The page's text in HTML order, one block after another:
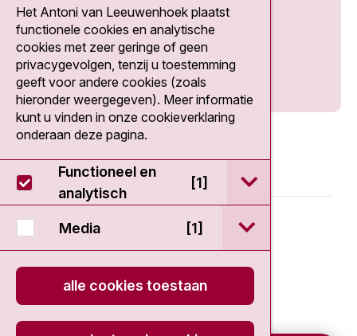
Social media
© 2026 - Antoni van Leeuwenhoek
Disclaimer
Het Antoni van Leeuwenhoek plaatst
functionele cookies en analytische
cookies met zeer geringe of geen
privacygevolgen, tenzij u toestemming
geeft voor andere cookies (zoals
hieronder weergegeven). Meer informatie
kunt u vinden in onze cookieverklaring
onderaan deze pagina.
Functioneel en
analytisch
[1] open / sluit
Media [1] open / sluit
alle cookies toestaan